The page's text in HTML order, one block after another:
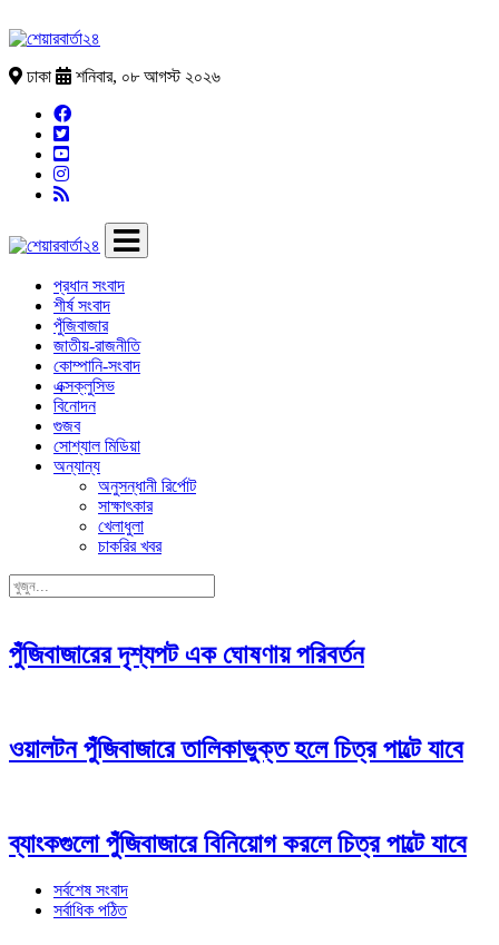
ঢাকা শনিবার, ০৮ আগস্ট ২০২৬
প্রধান সংবাদ
শীর্ষ সংবাদ
পুঁজিবাজার
জাতীয়-রাজনীতি
কোম্পানি-সংবাদ
এক্সক্লুসিভ
বিনোদন
গুজব
সোশ্যাল মিডিয়া
অন্যান্য
অনুসন্ধানী রির্পোট
সাক্ষাৎকার
খেলাধুলা
চাকরির খবর
পুঁজিবাজারের দৃশ্যপট এক ঘোষণায় পরিবর্তন
ওয়ালটন পুঁজিবাজারে তালিকাভুক্ত হলে চিত্র পাল্টে যাবে
ব্যাংকগুলো পুঁজিবাজারে বিনিয়োগ করলে চিত্র পাল্টে যাবে
সর্বশেষ সংবাদ
সর্বাধিক পঠিত